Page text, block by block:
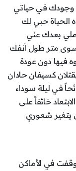
وجودك في حياتي
الحياة حبي لك
بعدك عني
متر طول أنفك
فيها دون عودة
كسيفان حادان
في ليلة سوداء
خائفاً على
يتغير شعوري
في الأماكن